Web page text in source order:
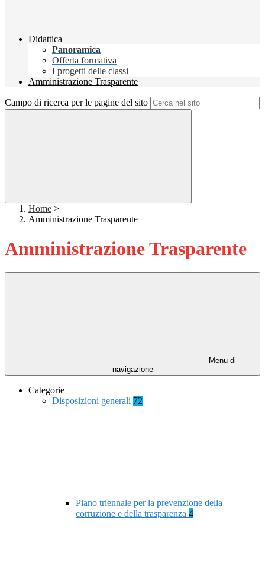
Didattica
Panoramica
Offerta formativa
I progetti delle classi
Amministrazione Trasparente
Campo di ricerca per le pagine del sito
Home >
Amministrazione Trasparente
Amministrazione Trasparente
Menu di
navigazione
Categorie
Disposizioni generali 72
Piano triennale per la prevenzione della
corruzione e della trasparenza 4